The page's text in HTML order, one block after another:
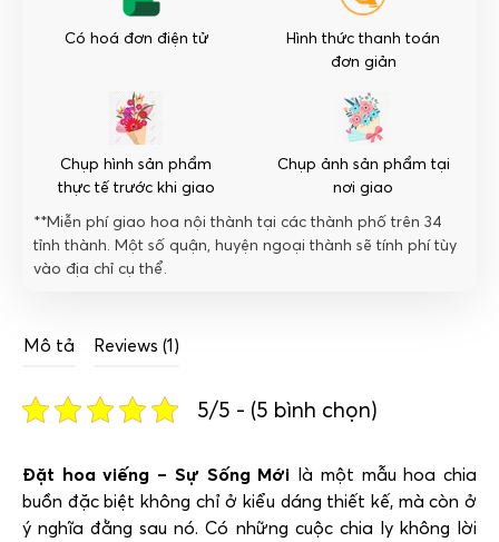
Có hoá đơn điện tử
Hình thức thanh toán
đơn giản
Chụp hình sản phẩm
thực tế trước khi giao
Chụp ảnh sản phẩm tại
nơi giao
**Miễn phí giao hoa nội thành tại các thành phố trên 34
tỉnh thành. Một số quận, huyện ngoại thành sẽ tính phí tùy
vào địa chỉ cụ thể.
Mô tả Reviews (1)
5/5 - (5 bình chọn)
Đặt hoa viếng – Sự Sống Mới là một mẫu hoa chia
buồn đặc biệt không chỉ ở kiểu dáng thiết kế, mà còn ở
ý nghĩa đằng sau nó. Có những cuộc chia ly không lời